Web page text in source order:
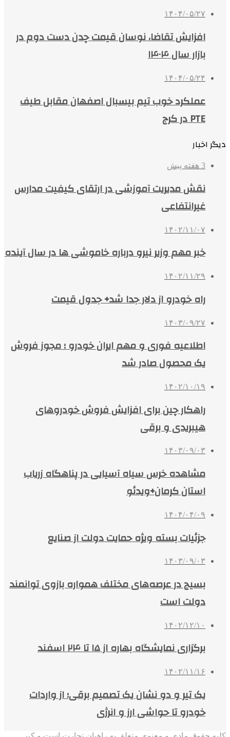
۱۴۰۴/۰۵/۲۷
افزایش تقاضا، نوسان قیمت چدن دست دوم در
بازار سال ۱۴۰۴
۱۴۰۴/۰۵/۲۴
عملکرد خوب تیم بیسبال اصفهان مقابل طیف
PTE در کرج
دیگر اخبار
3 هفته پیش
نقش مدیریت آموزشی در ارتقای کیفیت مدارس
غیرانتفاعی
۱۴۰۲/۱۱/۰۷
خبر مهم وزیر نیرو درباره خاموشی ها در سال آینده
۱۴۰۲/۱۱/۲۹
راه خودرو از دلار جدا شد+ جدول قیمت
۱۴۰۳/۰۹/۲۷
اطلاعیه فوری و مهم ایران خودرو ؛ مجوز فروش
یک محصول صادر شد
۱۴۰۲/۱۰/۱۹
راهکار چین برای افزایش فروش خودروهای
هیبریدی و برقی
۱۴۰۳/۰۹/۰۳
مشاهده خرس سیاه آسیایی در پناهگاه زریاب
استان کرمان+ویدئو
۱۴۰۴/۰۴/۰۹
جزئیات بسته ویژه حمایت دولت از صنایع
۱۴۰۳/۰۹/۰۳
بسیج در عرصه‌های مختلف همواره بازوی توانمند
دولت است
۱۴۰۲/۱۲/۱۰
برگزاری نمایشگاه بهاره از ۱۵ تا ۲۴ اسفند
۱۴۰۲/۱۱/۱۶
یک تیر و دو نشان یک تصمیم برقی؛ از واردات
خودرو تا حواشی ارز و انرژی